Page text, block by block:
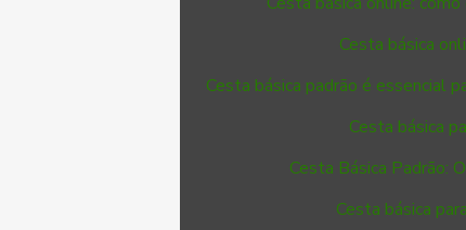
Cesta básica
Cesta básica padrão é essencial
Cesta básica
Cesta Básica Padrão:
Cesta básica